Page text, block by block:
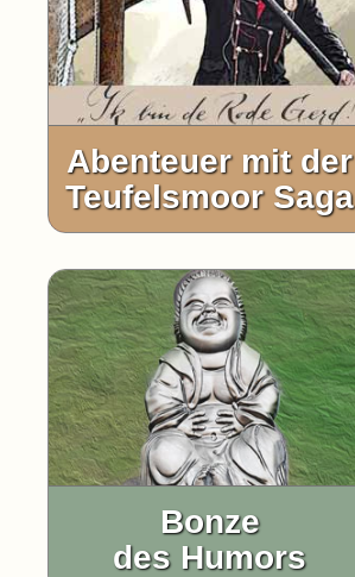
Abenteuer mit der
Teufelsmoor Saga
Bonze
des Humors